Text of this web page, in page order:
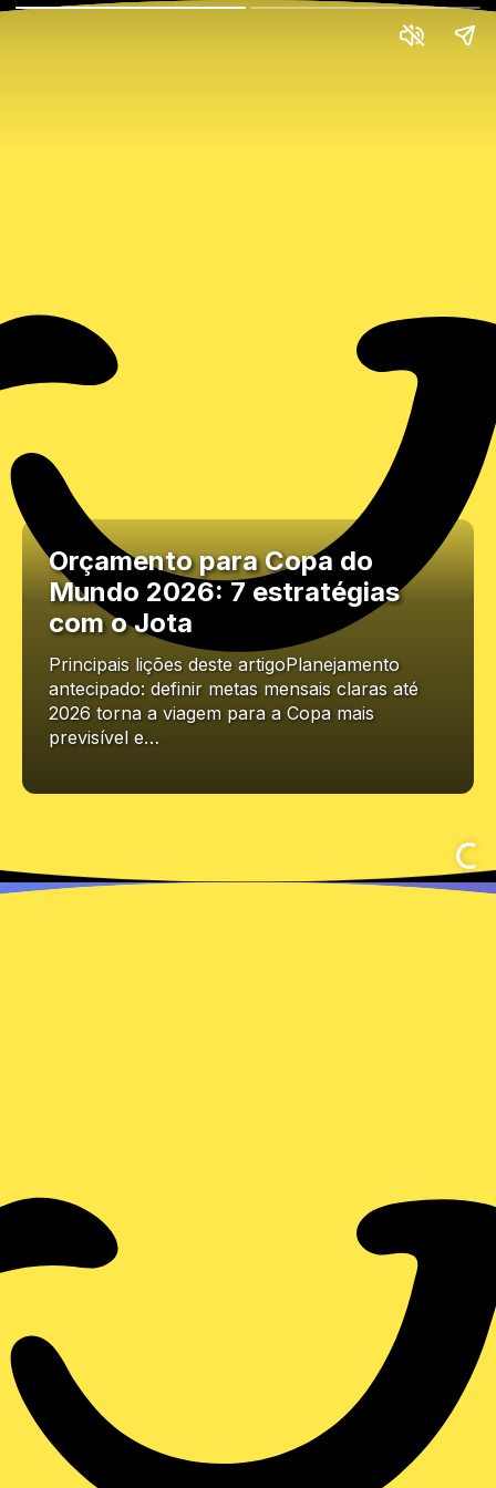
Orçamento para Copa do
Mundo 2026: 7 estratégias
com o Jota
Principais lições deste artigoPlanejamento
antecipado: definir metas mensais claras até
2026 torna a viagem para a Copa mais
previsível e…